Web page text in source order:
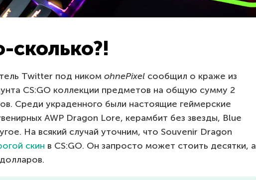
сколько?!
Twitter под ником ohnePixel сообщил о краже из
CS:GO коллекции предметов на общую сумму 2
Среди украденного были настоящие геймерские
AWP Dragon Lore, керамбит без звезды, Blue
На всякий случай уточним, что Souvenir Dragon
скин в CS:GO. Он запросто может стоить десятки, а